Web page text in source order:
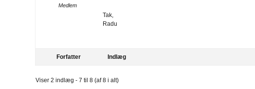
Medlem
Tak,
Radu
Forfatter Indlæg
Viser 2 indlæg - 7 til 8 (af 8 i alt)